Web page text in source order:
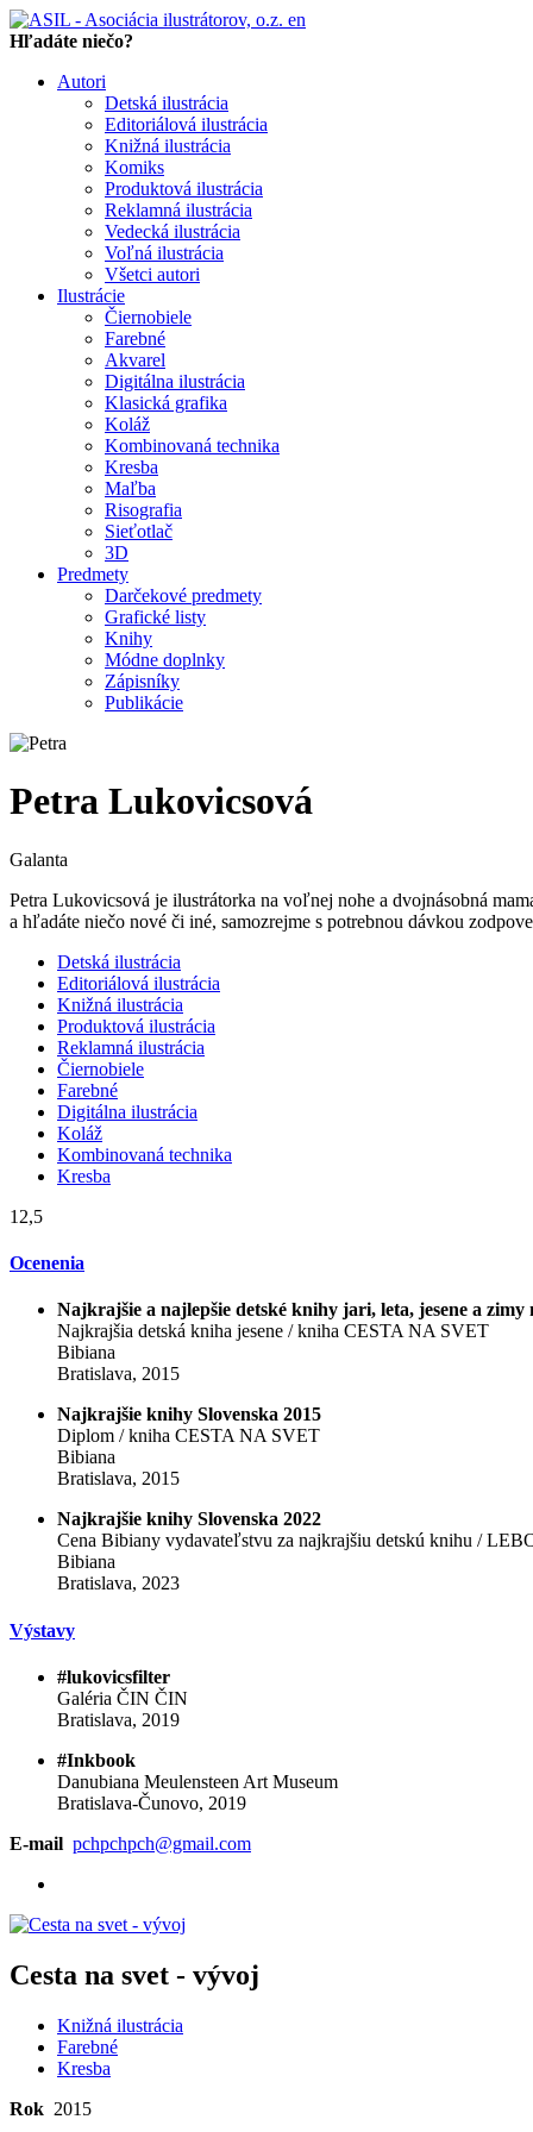
en
Hľadáte niečo?
Autori
Detská ilustrácia
Editoriálová ilustrácia
Knižná ilustrácia
Komiks
Produktová ilustrácia
Reklamná ilustrácia
Vedecká ilustrácia
Voľná ilustrácia
Všetci autori
Ilustrácie
Čiernobiele
Farebné
Akvarel
Digitálna ilustrácia
Klasická grafika
Koláž
Kombinovaná technika
Kresba
Maľba
Risografia
Sieťotlač
3D
Predmety
Darčekové predmety
Grafické listy
Knihy
Módne doplnky
Zápisníky
Publikácie
Petra Lukovicsová
Galanta
Petra Lukovicsová je ilustrátorka na voľnej nohe a dvojnásobná
a hľadáte niečo nové či iné, samozrejme s potrebnou dávkou
Detská ilustrácia
Editoriálová ilustrácia
Knižná ilustrácia
Produktová ilustrácia
Reklamná ilustrácia
Čiernobiele
Farebné
Digitálna ilustrácia
Koláž
Kombinovaná technika
Kresba
12,5
Ocenenia
Najkrajšie a najlepšie detské knihy jari, leta, jesene a zimy
Najkrajšia detská kniha jesene / kniha CESTA NA SVET
Bibiana
Bratislava, 2015
Najkrajšie knihy Slovenska 2015
Diplom / kniha CESTA NA SVET
Bibiana
Bratislava, 2015
Najkrajšie knihy Slovenska 2022
Cena Bibiany vydavateľstvu za najkrajšiu detskú knihu /
Bibiana
Bratislava, 2023
Výstavy
#lukovicsfilter
Galéria ČIN ČIN
Bratislava, 2019
#Inkbook
Danubiana Meulensteen Art Museum
Bratislava-Čunovo, 2019
E-mail pchpchpch@gmail.com
Cesta na svet - vývoj
Knižná ilustrácia
Farebné
Kresba
Rok 2015